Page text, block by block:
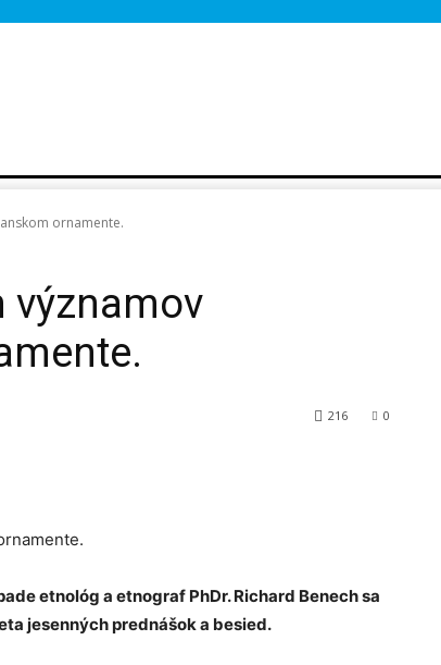
ornamente.
významov
0
216
etnológ a etnograf PhDr. Richard Benech sa
jesenných prednášok a besied.